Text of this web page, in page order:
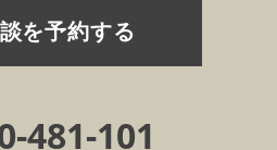
を予約する
481-101